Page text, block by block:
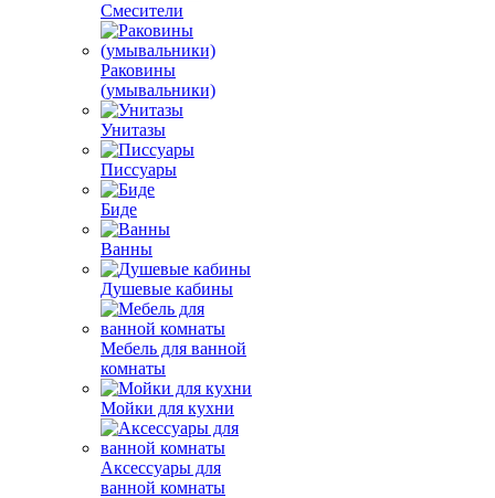
Смесители
Раковины
(умывальники)
Унитазы
Писсуары
Биде
Ванны
Душевые кабины
Мебель для ванной
комнаты
Мойки для кухни
Аксессуары для
ванной комнаты